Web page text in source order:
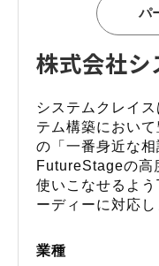
パ
株式会社シ
システムクレイ
テム構築におい
の「一番身近な相
FutureStageの高
使いこなせるよ
ーディーに対応し
業種